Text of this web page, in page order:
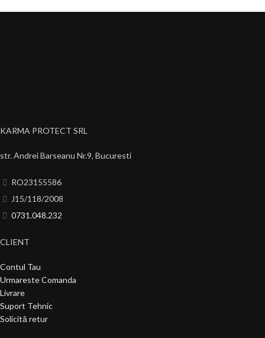
KARMA PROTECT SRL
str. Andrei Barseanu Nr.9, Bucuresti
RO23155586
J15/118/2008
0731.048.232
CLIENT
Contul Tau
Urmareste Comanda
Livrare
Suport Tehnic
Solicită retur